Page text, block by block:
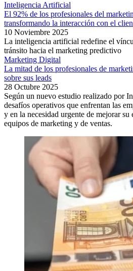
Inteligencia Artificial
El 92% de los profesionales del
transformando la interacción con el
10 Noviembre 2025
La inteligencia artificial redefine el
tránsito hacia el marketing predictivo
Marketing Digital
La mitad de los profesionales de
sobre sus leads
28 Octubre 2025
Según un nuevo estudio realizado por
desafíos operativos que enfrentan las
y en la necesidad urgente de mejorar
equipos de marketing y de ventas.